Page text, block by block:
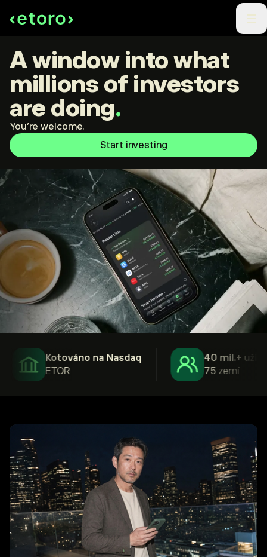
A window into what
millions of investors
are doing.
You're welcome.
Start investing
Kotováno na Nasdaq
ETOR
40 mil.+
75 zemí